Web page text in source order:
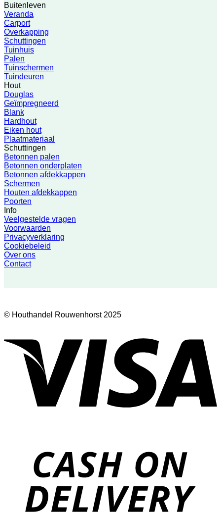
Buitenleven
Veranda
Carport
Overkapping
Schuttingen
Tuinhuis
Palen
Tuinschermen
Tuindeuren
Hout
Douglas
Geïmpregneerd
Blank
Hardhout
Eiken hout
Plaatmateriaal
Schuttingen
Betonnen palen
Betonnen onderplaten
Betonnen afdekkappen
Schermen
Houten afdekkappen
Poorten
Info
Veelgestelde vragen
Voorwaarden
Privacyverklaring
Cookiebeleid
Over ons
Contact
© Houthandel Rouwenhorst 2025